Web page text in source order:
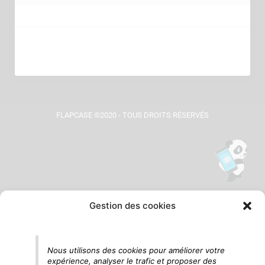
Gestion des cookies
Nous utilisons des cookies pour améliorer votre
expérience, analyser le trafic et proposer des
FLAPCASE ©2020 - TOUS DROITS RÉSERVÉS
Tu vois le panda, c'est là !